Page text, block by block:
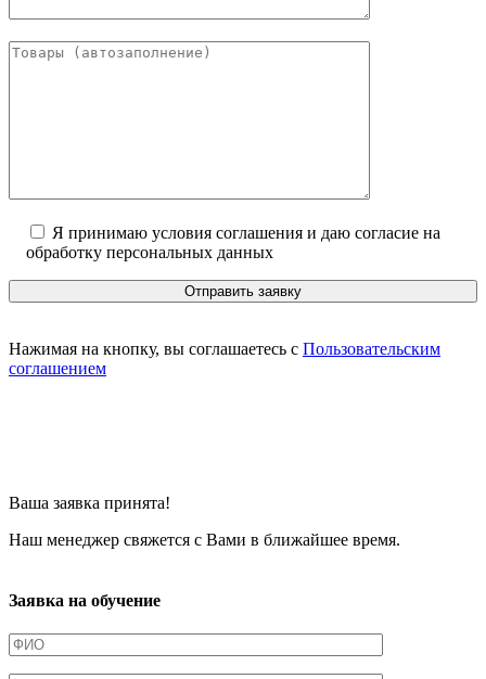
Я принимаю условия соглашения и даю согласие на
обработку персональных данных
Нажимая на кнопку, вы соглашаетесь с Пользовательским
соглашением
Ваша заявка принята!
Наш менеджер свяжется с Вами в ближайшее время.
Заявка на обучение